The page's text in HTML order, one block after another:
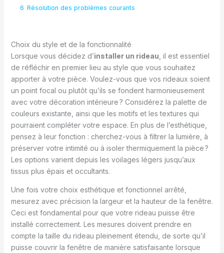
6 Résolution des problèmes courants
Choix du style et de la fonctionnalité
Lorsque vous décidez d’installer un rideau , il est essentiel
de réfléchir en premier lieu au style que vous souhaitez
apporter à votre pièce. Voulez-vous que vos rideaux soient
un point focal ou plutôt qu’ils se fondent harmonieusement
avec votre décoration intérieure ? Considérez la palette de
couleurs existante, ainsi que les motifs et les textures qui
pourraient compléter votre espace. En plus de l’esthétique,
pensez à leur fonction : cherchez-vous à filtrer la lumière, à
préserver votre intimité ou à isoler thermiquement la pièce ?
Les options varient depuis les voilages légers jusqu’aux
tissus plus épais et occultants.
Une fois votre choix esthétique et fonctionnel arrêté,
mesurez avec précision la largeur et la hauteur de la fenêtre.
Ceci est fondamental pour que votre rideau puisse être
installé correctement. Les mesures doivent prendre en
compte la taille du rideau pleinement étendu, de sorte qu’il
puisse couvrir la fenêtre de manière satisfaisante lorsque